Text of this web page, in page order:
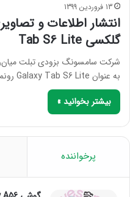
13 فروردین 1399
انتشار اطلاعات و
گلکسی Tab S6 Lite
شرکت سامسونگ بزودی تبلت
به عنوان Galaxy Tab S6 Lite رونمایی خواهد…
بیشتر بخوانید »
پرخواننده